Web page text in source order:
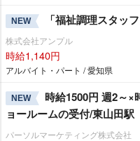
NEW 「福祉調理スタッ
株式会社アンプル
時給1,140円
アルバイト・パート / 愛知県
NEW
時給1500円 週2～
ョールームの受付/東山田駅
パーソルマーケティング株式会社